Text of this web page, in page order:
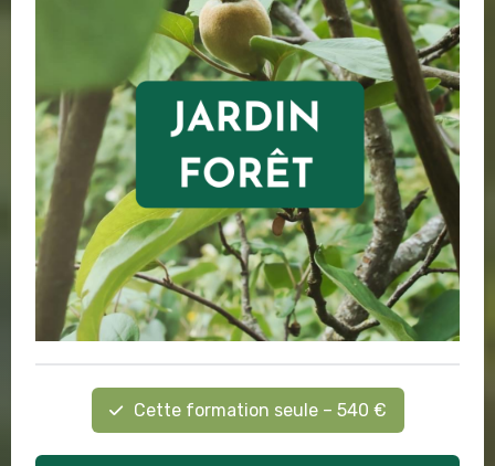
Cette formation seule – 540 €